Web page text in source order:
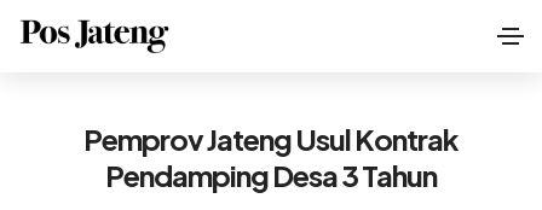
Pemprov Jateng Usul Kontrak
Pendamping Desa 3 Tahun